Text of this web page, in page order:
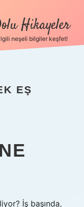
Hikayeler
neşeli bilgiler keşfet!
EŞ
İş başında,